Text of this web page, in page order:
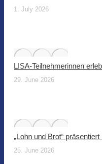
1. July 2026
LISA-Teilnehmerinnen
29. June 2026
„Lohn und Brot“
25. June 2026